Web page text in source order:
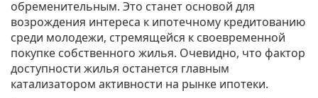
обременительным. Это станет основой для
возрождения интереса к ипотечному кредитованию
среди молодежи, стремящейся к своевременной
покупке собственного жилья. Очевидно, что фактор
доступности жилья останется главным
катализатором активности на рынке ипотеки.